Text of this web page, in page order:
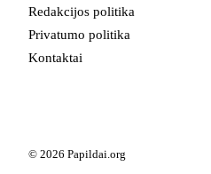
Redakcijos politika
Privatumo politika
Kontaktai
© 2026 Papildai.org